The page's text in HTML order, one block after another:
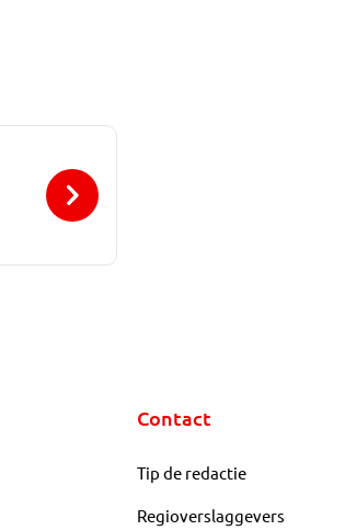
Contact
Tip de redactie
Regioverslaggevers